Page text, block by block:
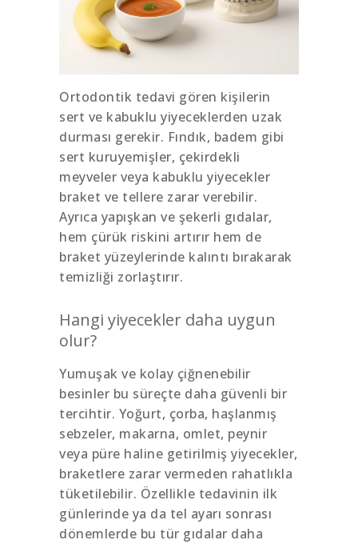
Ortodontik tedavi gören kişilerin
sert ve kabuklu yiyeceklerden uzak
durması gerekir. Fındık, badem gibi
sert kuruyemişler, çekirdekli
meyveler veya kabuklu yiyecekler
braket ve tellere zarar verebilir.
Ayrıca yapışkan ve şekerli gıdalar,
hem çürük riskini artırır hem de
braket yüzeylerinde kalıntı bırakarak
temizliği zorlaştırır.
Hangi yiyecekler daha uygun
olur?
Yumuşak ve kolay çiğnenebilir
besinler bu süreçte daha güvenli bir
tercihtir. Yoğurt, çorba, haşlanmış
sebzeler, makarna, omlet, peynir
veya püre haline getirilmiş yiyecekler,
braketlere zarar vermeden rahatlıkla
tüketilebilir. Özellikle tedavinin ilk
günlerinde ya da tel ayarı sonrası
dönemlerde bu tür gıdalar daha